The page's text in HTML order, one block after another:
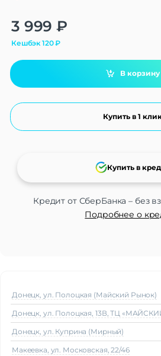
3 999 ₽
Кешбэк120₽
В корзину
Купить в 1
Кредит от СберБанка – без
Подробнее о
Купить в
Alternative:
Донецк, ул. Полоцкая (Майский Рынок)
Донецк, ул. Полоцкая, 13В, ТЦ
Донецк, ул. Куприна (Мирный)
Макеeвка, ул. Московская, 22/46